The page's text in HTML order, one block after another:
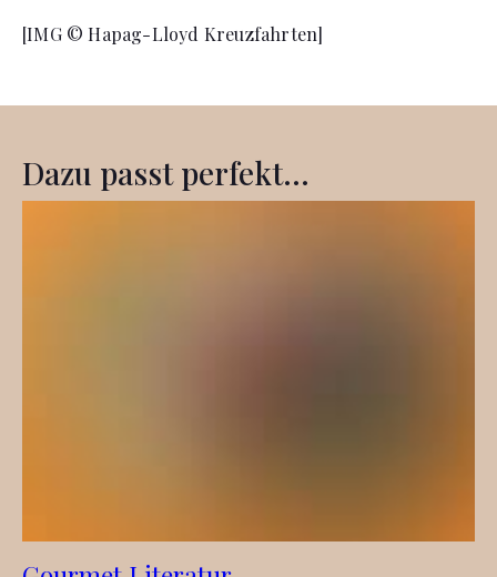
[IMG © Hapag-Lloyd Kreuzfahrten]
Dazu passt perfekt...